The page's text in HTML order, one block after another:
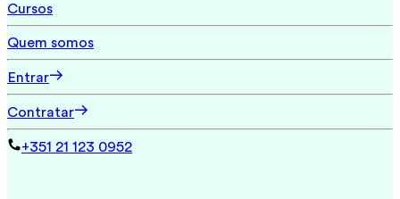
Cursos
Quem somos
Entrar
Contratar
+351 21 123 0952